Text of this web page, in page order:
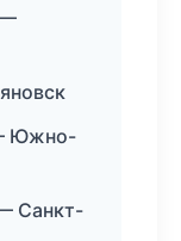
—
Южно-
Санкт-